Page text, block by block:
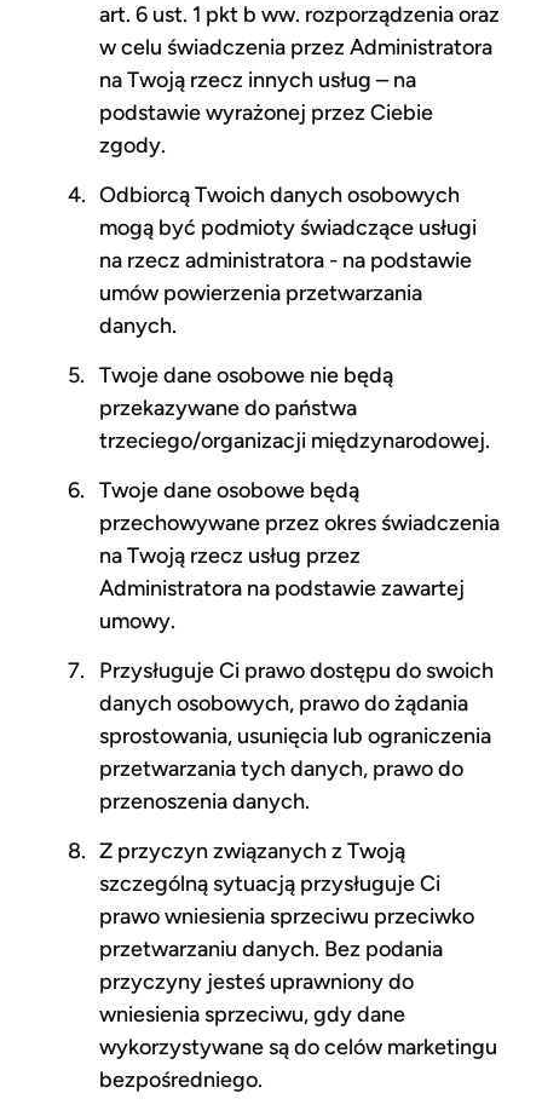
art. 6 ust. 1 pkt b ww. rozporządzenia oraz
w celu świadczenia przez Administratora
na Twoją rzecz innych usług – na
podstawie wyrażonej przez Ciebie
zgody.
Odbiorcą Twoich danych osobowych
mogą być podmioty świadczące usługi
na rzecz administratora - na podstawie
umów powierzenia przetwarzania
danych.
Twoje dane osobowe nie będą
przekazywane do państwa
trzeciego/organizacji międzynarodowej.
Twoje dane osobowe będą
przechowywane przez okres świadczenia
na Twoją rzecz usług przez
Administratora na podstawie zawartej
umowy.
Przysługuje Ci prawo dostępu do swoich
danych osobowych, prawo do żądania
sprostowania, usunięcia lub ograniczenia
przetwarzania tych danych, prawo do
przenoszenia danych.
Z przyczyn związanych z Twoją
szczególną sytuacją przysługuje Ci
prawo wniesienia sprzeciwu przeciwko
przetwarzaniu danych. Bez podania
przyczyny jesteś uprawniony do
wniesienia sprzeciwu, gdy dane
wykorzystywane są do celów marketingu
bezpośredniego.